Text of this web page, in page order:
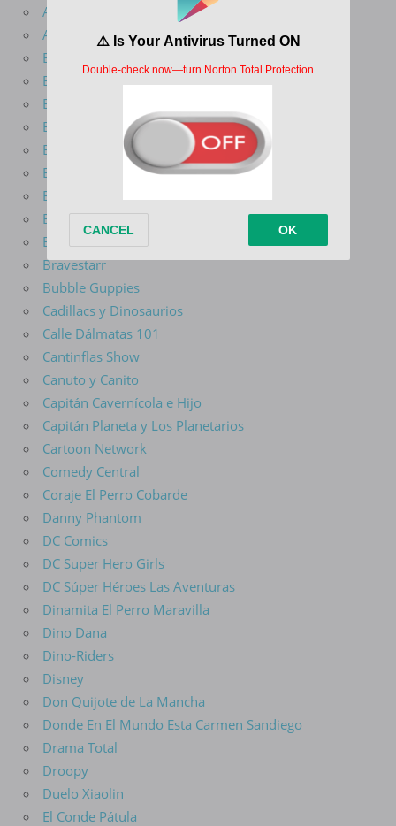
Arcane
Avatar La Leyenda De Aang
Batman Del Futuro
Batman El Valiente
Batman La Serie Animada
Ben 10
Big Guy y Rusty El Niño Robot
Big Mouth
Blade Serie Animada
Blaze Y Los Monster Machines
Bob Esponja
Bravestarr
Bubble Guppies
Cadillacs y Dinosaurios
Calle Dálmatas 101
Cantinflas Show
Canuto y Canito
Capitán Cavernícola e Hijo
Capitán Planeta y Los Planetarios
Cartoon Network
Comedy Central
Coraje El Perro Cobarde
Danny Phantom
DC Comics
DC Super Hero Girls
DC Súper Héroes Las Aventuras
Dinamita El Perro Maravilla
Dino Dana
Dino-Riders
Disney
Don Quijote de La Mancha
Donde En El Mundo Esta Carmen Sandiego
Drama Total
Droopy
Duelo Xiaolin
El Conde Pátula